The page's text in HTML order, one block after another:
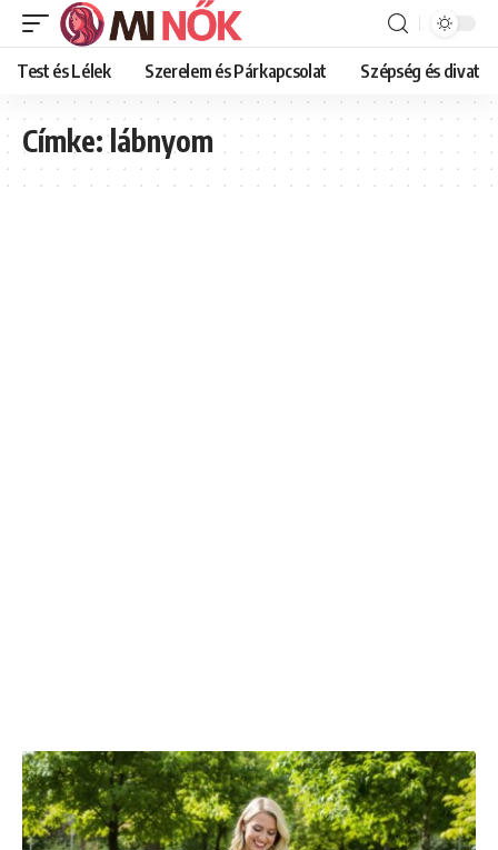
Test és Lélek Szerelem és Párkapcsolat Szépség és divat
Címke:lábnyom